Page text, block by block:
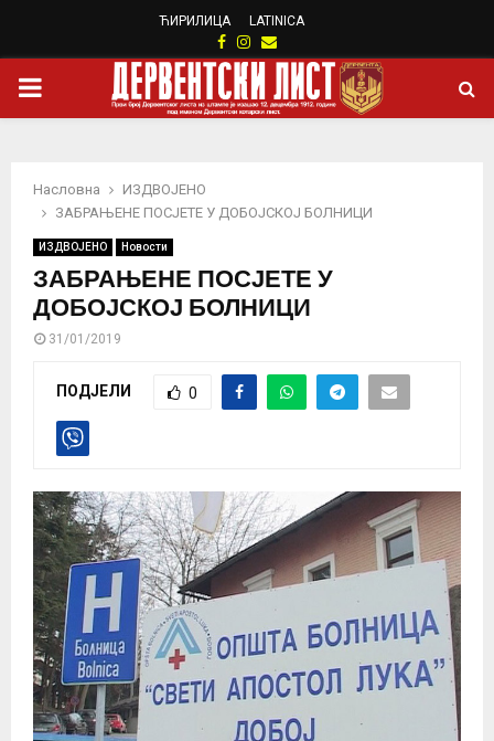
ЋИРИЛИЦА LATINICA
Facebook
Instagram
Email
PRIMARY
Насловна
ИЗДВОЈЕНО
ЗАБРАЊЕНЕ ПОСЈЕТЕ У ДОБОЈСКОЈ БОЛНИЦИ
ИЗДВОЈЕНО Новости
ЗАБРАЊЕНЕ ПОСЈЕТЕ У
ДОБОЈСКОЈ БОЛНИЦИ
31/01/2019
ПОДЈЕЛИ 0